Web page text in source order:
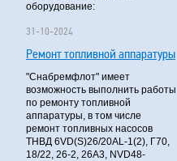
оборудование:
31-10-2024
Ремонт топливной аппаратуры
"Снабремфлот" имеет
возможность выполнить работы
по ремонту топливной
аппаратуры, в том числе
ремонт топливных насосов
ТНВД 6VD(S)26/20AL-1(2), Г70,
18/22, 26-2, 26А3, NVD48-